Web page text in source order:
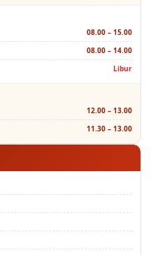
08.00 – 14.00
Libur
11.30 – 13.00